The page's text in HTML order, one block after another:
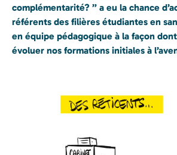
complémentarité? ” a eu la chance
référents des filières étudiantes en
en équipe pédagogique à la façon
évoluer nos formations initiales à